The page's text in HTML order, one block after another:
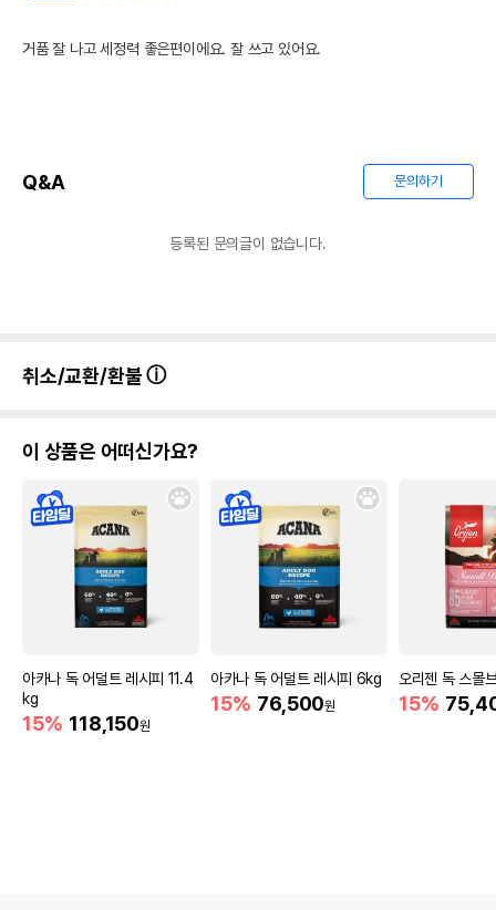
거품 잘 나고 세정력 좋은편이에요. 잘 쓰고 있어요.
Q&A 문의하기
등록된 문의글이 없습니다.
취소/교환/환불
이 상품은 어떠신가요?
아카나 독 어덜트 레시피 11.4
kg
15% 118,150원
아카나 독 어덜트 레시피 6kg
15% 76,500원
오리젠 독 스몰
15%